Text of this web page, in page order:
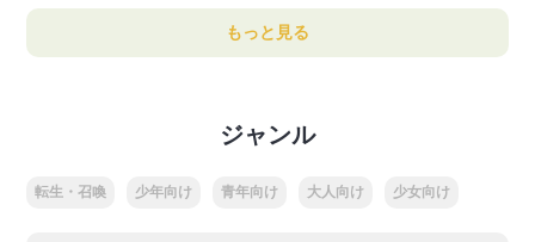
もっと見る
ジャンル
転生・召喚 少年向け 青年向け 大人向け 少女向け